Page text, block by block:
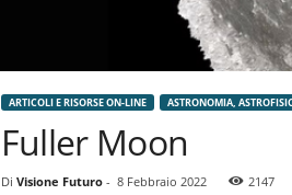
ARTICOLI E RISORSE ON-LINE ASTRONOMIA,
Fuller Moon
Di Visione Futuro- 8 Febbraio 2022 2147